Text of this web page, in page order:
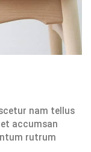
nam tellus
accumsan
rutrum.